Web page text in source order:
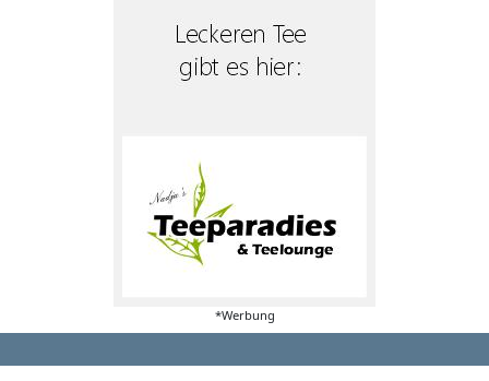
*Werbung